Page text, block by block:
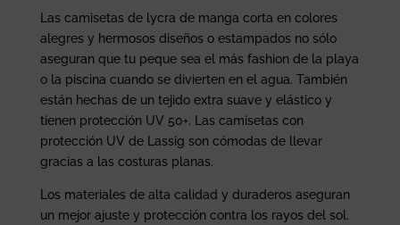
Las camisetas de lycra de manga corta en colores
alegres y hermosos diseños o estampados no sólo
aseguran que tu peque sea el más fashion de la playa
o la piscina cuando se divierten en el agua. También
están hechas de un tejido extra suave y elástico y
tienen protección UV 50+. Las camisetas con
protección UV de Lassig son cómodas de llevar
gracias a las costuras planas.
Los materiales de alta calidad y duraderos aseguran
un mejor ajuste y protección contra los rayos del sol.